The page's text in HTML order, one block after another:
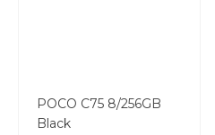
POCO C75 8/256GB
Black